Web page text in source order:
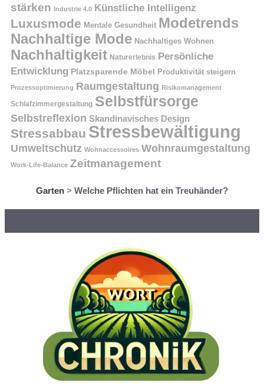
stärken Industrie 4.0 Künstliche Intelligenz
Luxusmode Mentale Gesundheit Modetrends
Nachhaltige Mode Nachhaltiges Wohnen
Nachhaltigkeit Naturerlebnis Persönliche
Entwicklung Platzsparende Möbel Produktivität steigern
Prozessoptimierung Raumgestaltung Risikomanagement
Schlafzimmergestaltung Selbstfürsorge
Selbstreflexion Skandinavisches Design
Stressabbau Stressbewältigung
Umweltschutz Wohnaccessoires Wohnraumgestaltung
Work-Life-Balance Zeitmanagement
Garten > Welche Pflichten hat ein Treuhänder?